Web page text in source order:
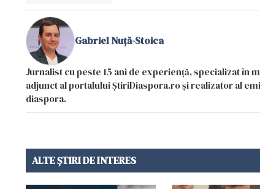
Gabriel Nuță-Stoica
Jurnalist cu peste 15 ani de experiență, specializat în
adjunct al portalului ȘtiriDiaspora.ro și realizator al
diaspora.
ALTE ȘTIRI DE INTERES